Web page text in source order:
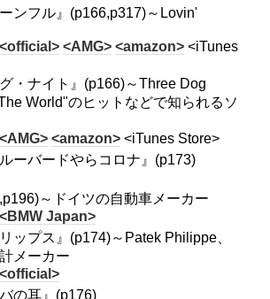
ンフル』(p166,p317)～Lovin'
<official> <AMG> <amazon> <iTunes
・ナイト』(p166)～Three Dog
World"のヒットなどで知られるソ
<AMG> <amazon> <iTunes Store>
ーバードやらコロナ』(p173)
～ドイツの自動車メーカー
<BMW Japan>
ップス』(p174)～Patek Philippe、
メーカー
<official>
の耳』(p176)